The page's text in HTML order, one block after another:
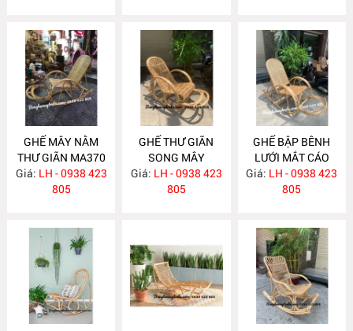
GHẾ MÂY NẰM
THƯ GIÃN MA370
Giá: LH - 0938 423
805
GHẾ THƯ GIÃN
SONG MÂY
MA365
Giá: LH - 0938 423
805
GHẾ BẬP BÊNH
LƯỚI MẮT CÁO
MA363
Giá: LH - 0938 423
805